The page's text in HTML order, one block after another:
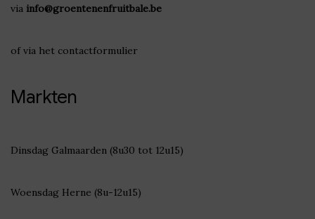
via info@groentenenfruitbale.be
of via het contactformulier
Markten
Dinsdag Galmaarden (8u30 tot 12u15)
Woensdag Herne (8u-12u15)